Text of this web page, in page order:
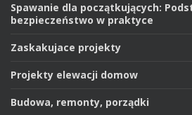
Spawanie dla początkujących:
bezpieczeństwo w praktyce
Zaskakujace projekty
Projekty elewacji domow
Budowa, remonty, porządki